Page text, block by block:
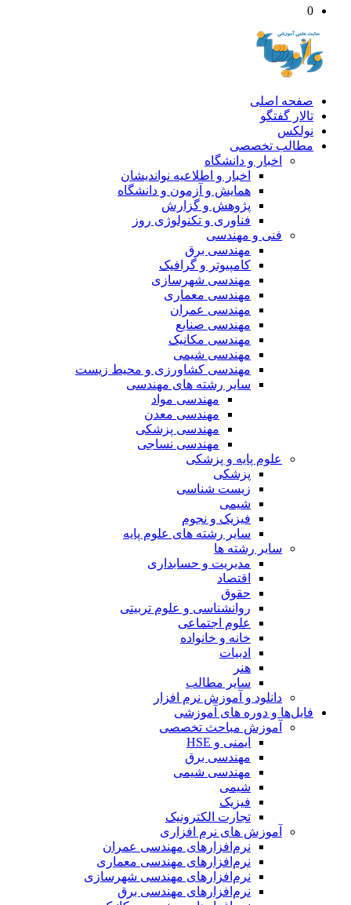
صفحه اصلی
تالار گفتگو
نولکس
مطالب تخصصی
اخبار و دانشگاه
اخبار و اطلاعیه نواندیشان
همایش و آزمون و دانشگاه
پژوهش و گزارش
فناوری و تکنولوژی روز
فنی و مهندسی
مهندسی برق
کامپیوتر و گرافیک
مهندسی شهرسازی
مهندسی معماری
مهندسی عمران
مهندسی صنایع
مهندسی مکانیک
مهندسی شیمی
مهندسی کشاورزی و محیط زیست
سایر رشته های مهندسی
مهندسی مواد
مهندسی معدن
مهندسی پزشکی
مهندسی نساجی
علوم پایه و پزشکی
پزشکی
زیست شناسی
شیمی
فیزیک و نجوم
سایر رشته های علوم پایه
سایر رشته ها
مدیریت و حسابداری
اقتصاد
حقوق
روانشناسی و علوم تربیتی
علوم اجتماعی
خانه و خانواده
ادبیات
هنر
سایر مطالب
دانلود و آموزش نرم افزار
فایل‌ها و دوره های آموزشی
آموزش مباحث تخصصی
ایمنی و HSE
مهندسی برق
مهندسی شیمی
شیمی
فیزیک
تجارت الکترونیک
آموزش های نرم افزاری
نرم‌افزارهای مهندسی عمران
نرم‌افزارهای مهندسی معماری
نرم‌افزارهای مهندسی شهرسازی
نرم‌افزارهای مهندسی برق